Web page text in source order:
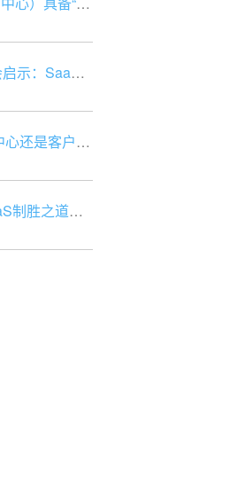
SaaS tr 2017大会启示：SaaS创业最正确的十种姿势！
主流观点：呼叫中心还是客户中心？
产品同质化？SaaS制胜之道本就不在工具层！